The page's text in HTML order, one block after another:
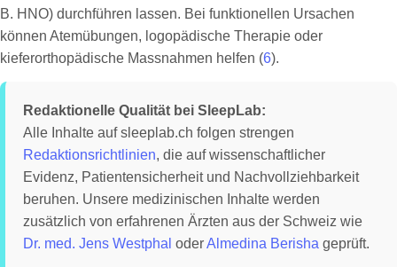
B. HNO) durchführen lassen. Bei funktionellen Ursachen
können Atemübungen, logopädische Therapie oder
kieferorthopädische Massnahmen helfen (6).
Redaktionelle Qualität bei SleepLab:
Alle Inhalte auf sleeplab.ch folgen strengen
Redaktionsrichtlinien, die auf wissenschaftlicher
Evidenz, Patientensicherheit und Nachvollziehbarkeit
beruhen. Unsere medizinischen Inhalte werden
zusätzlich von erfahrenen Ärzten aus der Schweiz wie
Dr. med. Jens Westphal oderAlmedina Berisha geprüft.